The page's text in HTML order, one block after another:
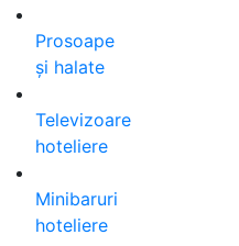
Prosoape
și halate
Televizoare
hoteliere
Minibaruri
hoteliere